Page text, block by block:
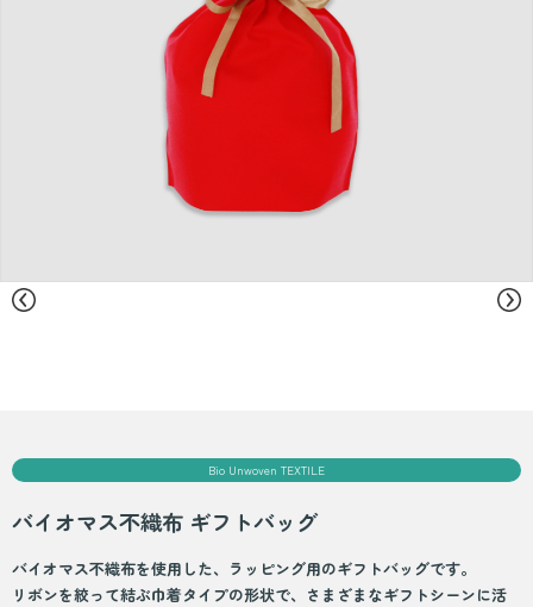
Bio Unwoven TEXTILE
バイオマス不織布 ギフトバッグ
バイオマス不織布を使用した、ラッピング用のギフトバッグです。
リボンを絞って結ぶ巾着タイプの形状で、さまざまなギフトシーンに活